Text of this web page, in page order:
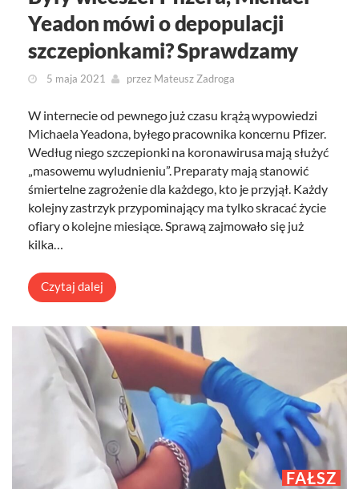
Yeadon mówi o depopulacji
szczepionkami? Sprawdzamy
5 maja 2021 przez Mateusz Zadroga
W internecie od pewnego już czasu krążą wypowiedzi
Michaela Yeadona, byłego pracownika koncernu Pfizer.
Według niego szczepionki na koronawirusa mają służyć
„masowemu wyludnieniu”. Preparaty mają stanowić
śmiertelne zagrożenie dla każdego, kto je przyjął. Każdy
kolejny zastrzyk przypominający ma tylko skracać życie
ofiary o kolejne miesiące. Sprawą zajmowało się już
kilka…
Czytaj dalej
FAŁSZ